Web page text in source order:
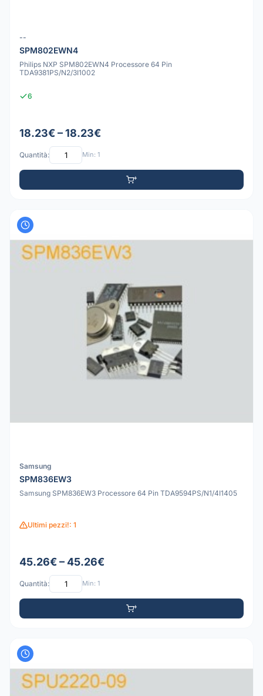
--
SPM802EWN4
Philips NXP SPM802EWN4 Processore 64 Pin
TDA9381PS/N2/3I1002
6
18.23€ – 18.23€
Quantità: Min: 1
Samsung
SPM836EW3
Samsung SPM836EW3 Processore 64 Pin TDA9594PS/N1/4I1405
Ultimi pezzi!: 1
45.26€ – 45.26€
Quantità: Min: 1